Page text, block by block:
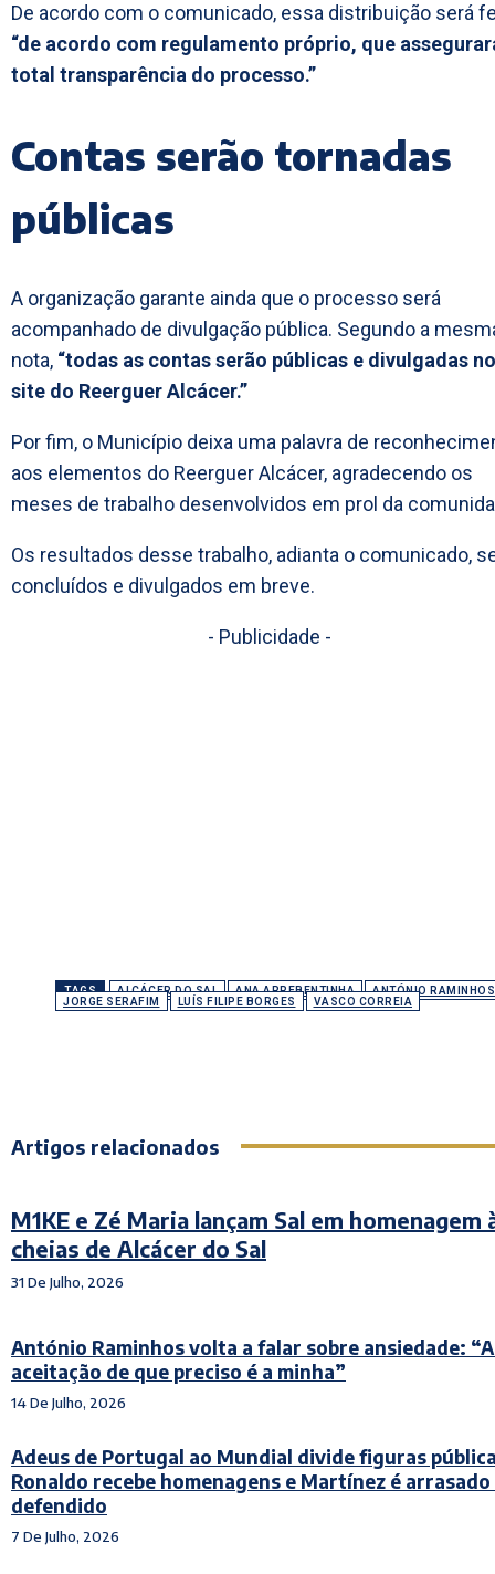
De acordo com o comunicado, essa distribuição será
“de acordo com regulamento próprio, que
total transparência do processo.”
Contas serão tornadas
públicas
A organização garante ainda que o processo será
acompanhado de divulgação pública. Segundo a
nota, “todas as contas serão públicas e divulgadas no
site do Reerguer Alcácer.”
Por fim, o Município deixa uma palavra de
aos elementos do Reerguer Alcácer, agradecendo os
meses de trabalho desenvolvidos em prol da
Os resultados desse trabalho, adianta o comunicado,
concluídos e divulgados em breve.
- Publicidade -
TAGS ALCÁCER DO SAL ANA ARREBENTINHA
ANTÓNIO RAMINHOS
JORGE SERAFIM
LUÍS FILIPE BORGES VASCO CORREIA
Artigos relacionados
M1KE e Zé Maria lançam Sal em homenagem
cheias de Alcácer do Sal
31 De Julho, 2026
António Raminhos volta a falar sobre ansiedade:
aceitação de que preciso é a minha”
14 De Julho, 2026
Adeus de Portugal ao Mundial divide figuras
Ronaldo recebe homenagens e Martínez é arrasado
defendido
7 De Julho, 2026